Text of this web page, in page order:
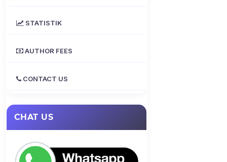
STATISTIK
AUTHOR FEES
CONTACT US
CHAT US